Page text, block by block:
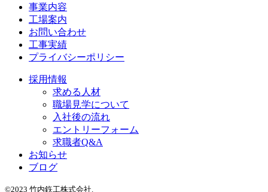
事業内容
工場案内
お問い合わせ
工事実績
プライバシーポリシー
採用情報
求める人材
職場見学について
入社後の流れ
エントリーフォーム
求職者Q&A
お知らせ
ブログ
©2023 竹内鉃工株式会社.